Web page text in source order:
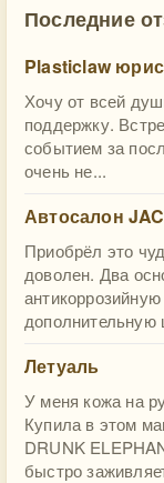
Последние
Plasticlaw
Хочу от всей
поддержку.
событием за
очень не...
Автосалон
Приобрёл это
доволен. Два
дополнительную
Летуаль
У меня кожа на
Купила в этом
DRUNK
быстро